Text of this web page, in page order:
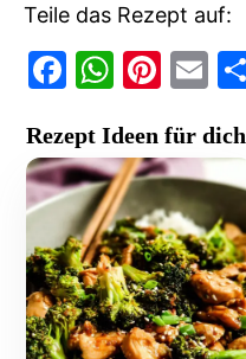
Teile das Rezept auf:
F
c
e
b
o
o
k
W
at
s
A
p
p
Pi
er
e
st
E
ai
l
Rezept Ideen für dich